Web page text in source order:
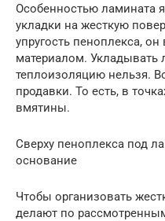
Особенностью ламината
укладки на жесткую
упругость пеноплекса,
материалом. Укладывать
теплоизоляцию нельзя.
продавки. То есть, в
вмятины.
Сверху пеноплекса под
основание
Чтобы организовать
делают по